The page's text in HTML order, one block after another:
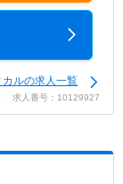
ルの求人一覧
求人番号：10129927